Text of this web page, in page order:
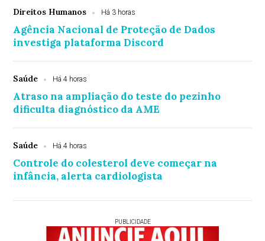
Direitos Humanos Há 3 horas
Agência Nacional de Proteção de Dados
investiga plataforma Discord
Saúde Há 4 horas
Atraso na ampliação do teste do pezinho
dificulta diagnóstico da AME
Saúde Há 4 horas
Controle do colesterol deve começar na
infância, alerta cardiologista
PUBLICIDADE